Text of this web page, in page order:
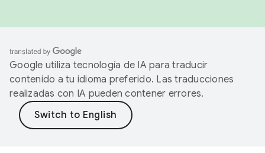
Google utiliza tecnología de IA para traducir
contenido a tu idioma preferido. Las traducciones
realizadas con IA pueden contener errores.